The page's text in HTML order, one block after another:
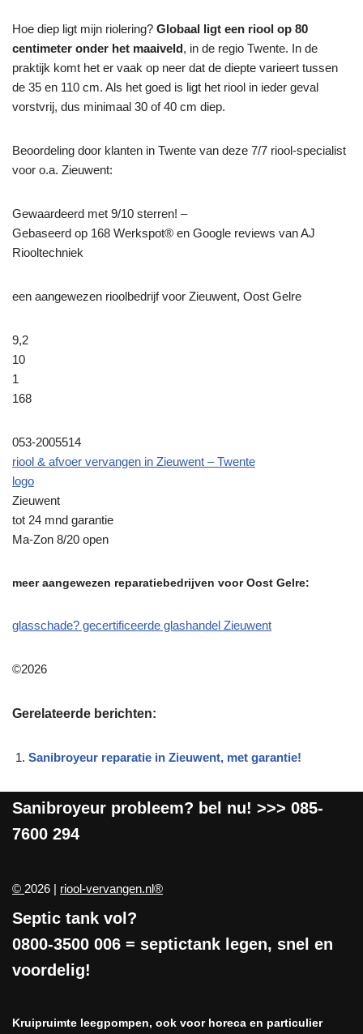
Hoe diep ligt mijn riolering? Globaal ligt een riool op 80
centimeter onder het maaiveld, in de regio Twente. In de
praktijk komt het er vaak op neer dat de diepte varieert tussen
de 35 en 110 cm. Als het goed is ligt het riool in ieder geval
vorstvrij, dus minimaal 30 of 40 cm diep.
Beoordeling door klanten in Twente van deze 7/7 riool-specialist
voor o.a. Zieuwent:
Gewaardeerd met 9/10 sterren! –
Gebaseerd op 168 Werkspot® en Google reviews van AJ
Riooltechniek
een aangewezen rioolbedrijf voor Zieuwent, Oost Gelre
9,2
10
1
168
053-2005514
riool & afvoer vervangen in Zieuwent – Twente
logo
Zieuwent
tot 24 mnd garantie
Ma-Zon 8/20 open
meer aangewezen reparatiebedrijven voor Oost Gelre:
glasschade? gecertificeerde glashandel Zieuwent
©2026
Gerelateerde berichten:
Sanibroyeur reparatie in Zieuwent, met garantie!
Sanibroyeur probleem? bel nu! >>> 085-
7600 294
© 2026 | riool-vervangen.nl®
Septic tank vol?
0800-3500 006 = septictank legen, snel en
voordelig!
Kruipruimte leegpompen, ook voor horeca en particulier